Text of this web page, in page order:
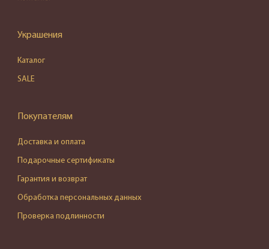
Украшения
Каталог
SALE
Покупателям
Доставка и оплата
Подарочные сертификаты
Гарантия и возврат
Обработка персональных данных
Проверка подлинности